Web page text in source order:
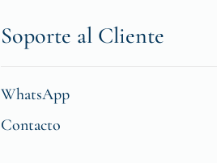
Soporte al Cliente
WhatsApp
Contacto